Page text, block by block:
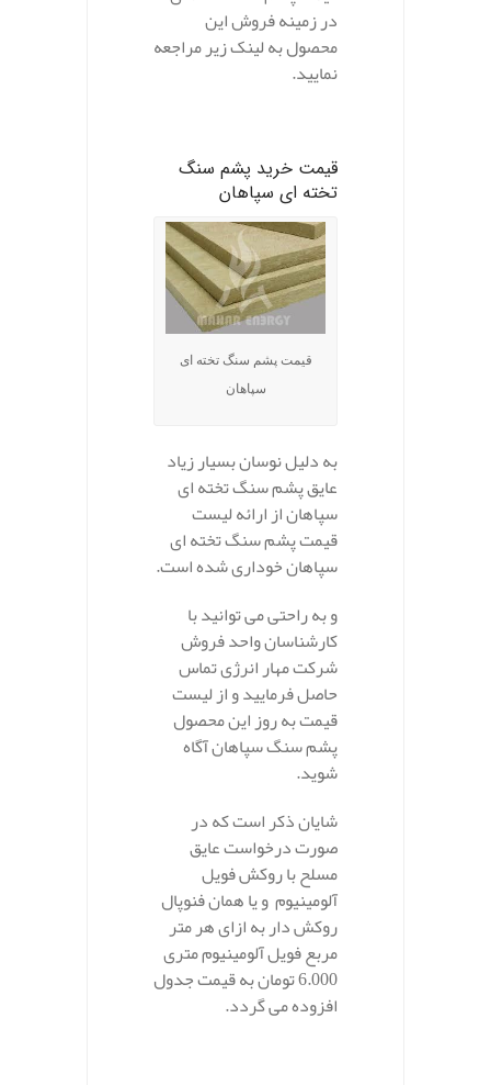
در زمینه فروش این
محصول به لینک زیر مراجعه
نمایید.
قیمت خرید پشم سنگ
تخته ای سپاهان
قیمت پشم سنگ تخته ای
سپاهان
به دلیل نوسان بسیار زیاد
عایق پشم سنگ تخته ای
سپاهان از ارائه لیست
قیمت پشم سنگ تخته ای
سپاهان خوداری شده است.
و به راحتی می توانید با
کارشناسان واحد فروش
شرکت مهار انرژی تماس
حاصل فرمایید و از لیست
قیمت به روز این محصول
پشم سنگ سپاهان آگاه
شوید.
شایان ذکر است که در
صورت درخواست عایق
مسلح با روکش فویل
آلومینیوم و یا همان فنوپال
روکش دار به ازای هر متر
مربع فویل آلومینیوم متری
6.000 تومان به قیمت جدول
افزوده می گردد.